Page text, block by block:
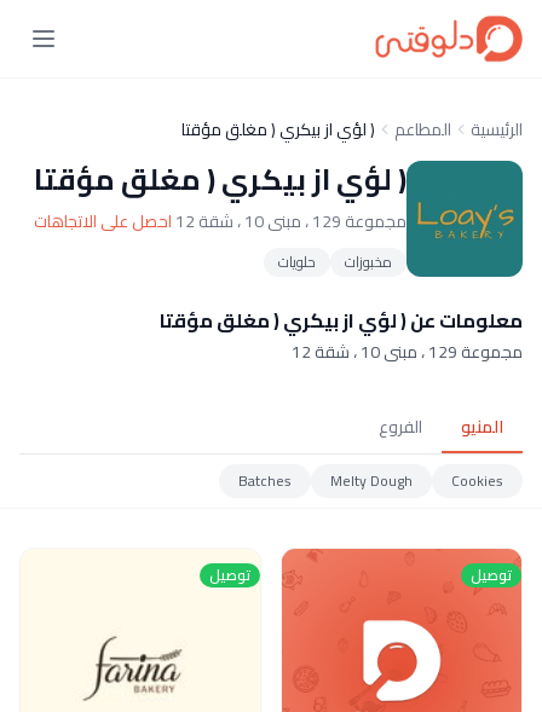
الرئيسية المطاعم ( لؤي از بيكري ( مغلق مؤقتا
( لؤي از بيكري ( مغلق مؤقتا
مجموعة 129 ، مبنى 10 ، شقة 12 احصل على الاتجاهات
مخبوزات حلويات
معلومات عن ( لؤي از بيكري ( مغلق مؤقتا
مجموعة 129 ، مبنى 10 ، شقة 12
المنيو الفروع
Cookies
Melty Dough
Batches
توصيل توصيل